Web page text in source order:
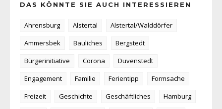
DAS KÖNNTE SIE AUCH INTERESSIEREN
Ahrensburg Alstertal
Alstertal/Walddörfer
Ammersbek
Bauliches
Bergstedt
Bürgerinitiative
Corona
Duvenstedt
Engagement
Familie Ferientipp
Formsache
Freizeit
Geschichte Geschäftliches
Hamburg